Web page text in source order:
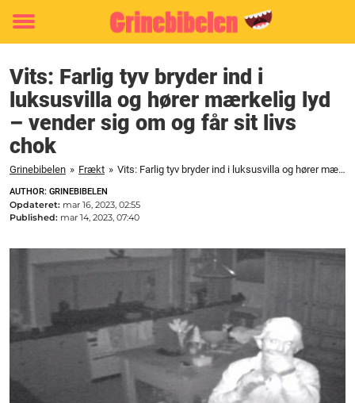
Toggle
Vits: Farlig tyv bryder ind i
luksusvilla og hører mærkelig lyd
– vender sig om og får sit livs
chok
Grinebibelen » Frækt » Vits: Farlig tyv bryder ind i luksusvilla og hører mærkelig lyd - vender sig om og får sit livs chok
AUTHOR: GRINEBIBELEN
Opdateret: mar 16, 2023, 02:55
Published: mar 14, 2023, 07:40